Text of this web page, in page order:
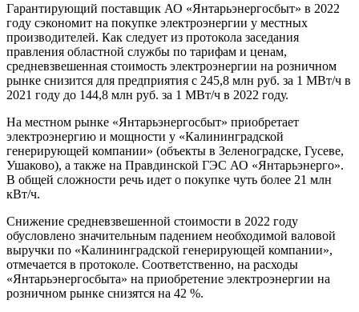
Гарантирующий поставщик АО «Янтарьэнергосбыт» в 2022
году сэкономит на покупке электроэнергии у местных
производителей. Как следует из протокола заседания
правления областной службы по тарифам и ценам,
средневзвешенная стоимость электроэнергии на розничном
рынке снизится для предприятия с 245,8 млн руб. за 1 МВт/ч в
2021 году до 144,8 млн руб. за 1 МВт/ч в 2022 году.
На местном рынке «Янтарьэнергосбыт» приобретает
электроэнергию и мощности у «Калининградской
генерирующей компании» (объекты в Зеленоградске, Гусеве,
Ушаково), а также на Правдинской ГЭС АО «Янтарьэнерго».
В общей сложности речь идет о покупке чуть более 21 млн
кВт/ч.
Снижение средневзвешенной стоимости в 2022 году
обусловлено значительным падением необходимой валовой
выручки по «Калининградской генерирующей компании»,
отмечается в протоколе. Соответственно, на расходы
«Янтарьэнергосбыта» на приобретение электроэнергии на
розничном рынке снизятся на 42 %.